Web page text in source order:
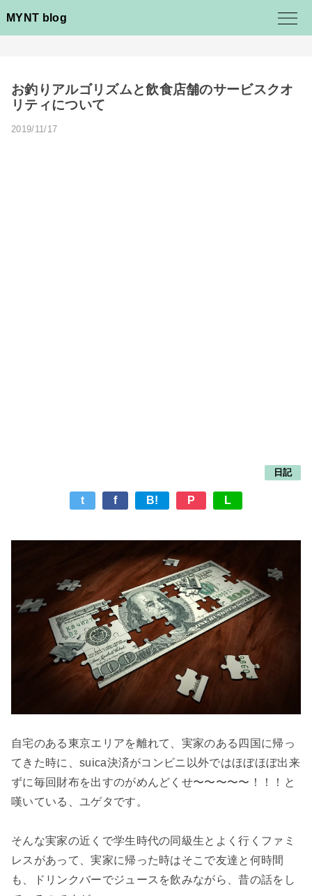
MYNT blog
お釣りアルゴリズムと飲食店舗のサービスクオ
リティについて
2019/11/17
日記
t f B! P L
自宅のある東京エリアを離れて、実家のある四国に帰っ
てきた時に、suica決済がコンビニ以外ではほぼほぼ出来
ずに毎回財布を出すのがめんどくせ〜〜〜〜〜！！！と
嘆いている、ユゲタです。
そんな実家の近くで学生時代の同級生とよく行くファミ
レスがあって、実家に帰った時はそこで友達と何時間
も、ドリンクバーでジュースを飲みながら、昔の話をし